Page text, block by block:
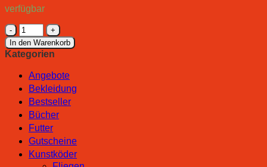
verfügbar
Zammataro
Fischfutter
Bloody
Meal
(Proteinpulver)
Menge
In den Warenkorb
Kategorien
Angebote
Bekleidung
Bestseller
Bücher
Futter
Gutscheine
Kunstköder